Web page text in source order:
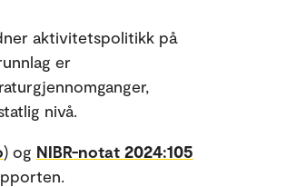
aktivitetspolitikk på
er
nivå.
) og NIBR-notat 2024:105